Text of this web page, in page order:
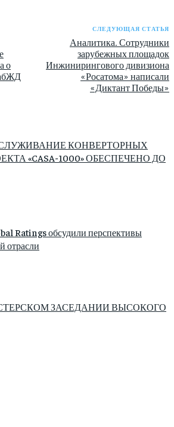
о
СЛЕДУЮЩАЯ СТАТЬЯ
Аналитика. Сотрудники
зарубежных площадок
Инжинирингового дивизиона
«Росатома» написали
«Диктант Победы»
КОНВЕРТОРНЫХ
«CASA-1000» ОБЕСПЕЧЕНО ДО
Ratings обсудили перспективы
отрасли
ЗАСЕДАНИИ ВЫСОКОГО